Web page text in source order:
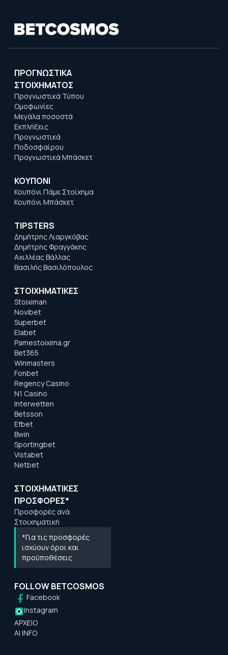
ΠΡΟΓΝΩΣΤΙΚΑ
ΣΤΟΙΧΗΜΑΤΟΣ
Προγνωστικά Τύπου
Ομοφωνίες
Μεγάλα ποσοστά
Εκπλήξεις
Προγνωστικά
Ποδοσφαίρου
Προγνωστικά Μπάσκετ
ΚΟΥΠΟΝΙ
Κουπόνι Πάμε Στοίχημα
Κουπόνι Μπάσκετ
TIPSTERS
Δημήτρης Λιαργκόβας
Δημήτρης Φραγγάκης
Αχιλλέας Βάλλας
Βασιλής Βασιλόπουλος
ΣΤΟΙΧΗΜΑΤΙΚΕΣ
Stoiximan
Novibet
Superbet
Elabet
Pamestoixima.gr
Bet365
Winmasters
Fonbet
Regency Casino
N1 Casino
Interwetten
Betsson
Efbet
Bwin
Sportingbet
Vistabet
Netbet
ΣΤΟΙΧΗΜΑΤΙΚΕΣ
ΠΡΟΣΦΟΡΕΣ*
Προσφορές ανά
Στοιχηματική
*Για τις προσφορές
ισχύουν όροι και
προϋποθέσεις
FOLLOW BETCOSMOS
Facebook
Instagram
ΑΡΧΕΙΟ
AI INFO